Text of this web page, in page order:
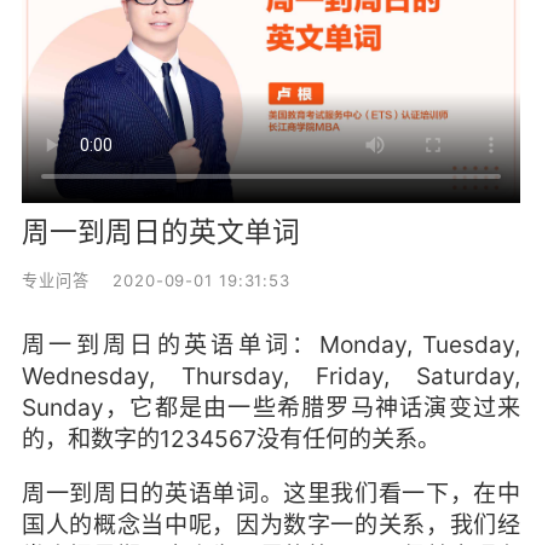
周一到周日的英文单词
专业问答 2020-09-01 19:31:53
周一到周日的英语单词：Monday, Tuesday,
Wednesday, Thursday, Friday, Saturday,
Sunday，它都是由一些希腊罗马神话演变过来
的，和数字的1234567没有任何的关系。
周一到周日的英语单词。这里我们看一下，在中
国人的概念当中呢，因为数字一的关系，我们经